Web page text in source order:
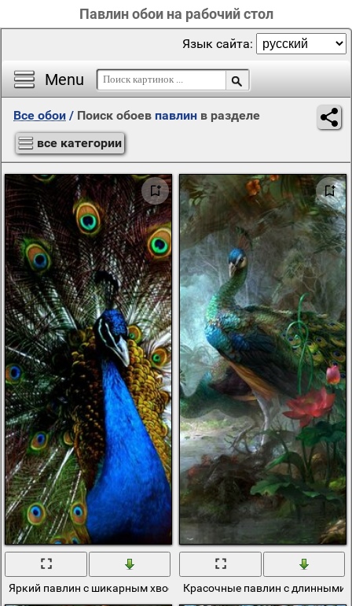
Павлин обои на рабочий стол
Menu
Язык сайта:
Все обои / Поиск обоев павлин в разделе
все категории
Яркий павлин с шикарным хвостомКрасочные павлин с длинными